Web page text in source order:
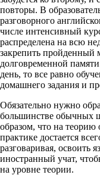
повторы. В
разговорного
числе интенсивный
распределена на всю
закрепить пройденный
долговременной
день, то все равно
домашнего задания и
Обязательно нужно
большинстве обычных
образом, что на теорию
практике достается
разговаривая, освоить
иностранный учат,
на уровне теории.